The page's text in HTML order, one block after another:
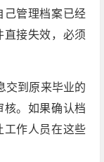
己管理档案已经
直接失效，必须
交到原来毕业的
核。如果确认档
工作人员在这些